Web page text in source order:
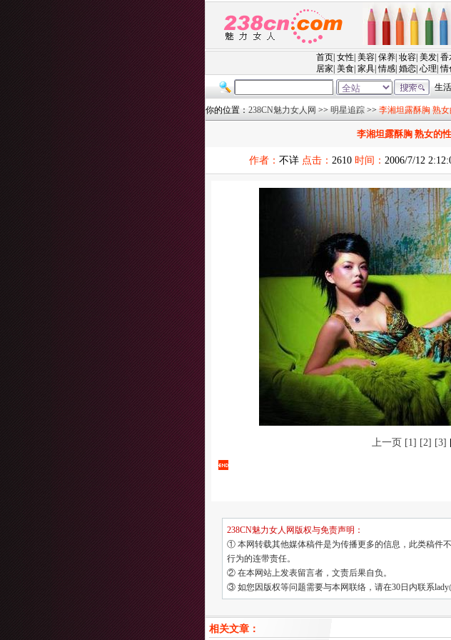
你的位置： 238CN魅力女人网 >> 明星追踪 >> 李湘坦露酥胸 熟
李湘坦露酥胸 熟女的
作者： 不详 点击： 2610 时间： 2006/7/12
上一页 [1] [2] [3]
238CN魅力女人网版权与免责声明：
① 本网转载其他媒体稿件是为传播更多的信息，此类稿件
行为的连带责任。
② 在本网站上发表留言者，文责后果自负。
③ 如您因版权等问题需要与本网联络，请在30日内联系
相关文章：